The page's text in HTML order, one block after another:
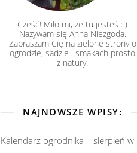
Cześć! Miło mi, że tu jesteś : )
Nazywam się Anna Niezgoda.
Zapraszam Cię na zielone strony o
ogrodzie, sadzie i smakach prosto
z natury.
NAJNOWSZE WPISY:
Kalendarz ogrodnika – sierpień w